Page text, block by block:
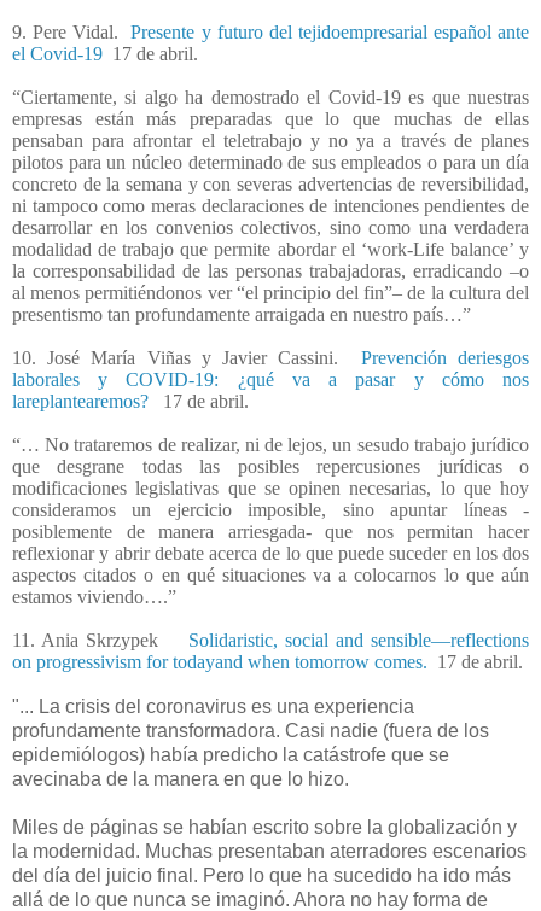
9. Pere Vidal.
Presente y futuro del tejidoempresarial español ante
el Covid-19 17 de abril.
“Ciertamente, si algo ha demostrado el Covid-19 es que nuestras
empresas están más preparadas que lo que muchas de ellas
pensaban para afrontar el teletrabajo y no ya a través de planes
pilotos para un núcleo determinado de sus empleados o para un día
concreto de la semana y con severas advertencias de reversibilidad,
ni tampoco como meras declaraciones de intenciones pendientes de
desarrollar en los convenios colectivos, sino como una verdadera
modalidad de trabajo que permite abordar el ‘work-Life balance’ y
la corresponsabilidad de las personas trabajadoras, erradicando –o
al menos permitiéndonos ver “el principio del fin”– de la cultura del
presentismo tan profundamente arraigada en nuestro país…”
10. José María Viñas y Javier Cassini.
Prevención deriesgos
laborales y COVID-19: ¿qué va a pasar y cómo nos
lareplantearemos?
17 de abril.
“… No trataremos de realizar, ni de lejos, un sesudo trabajo jurídico
que desgrane todas las posibles repercusiones jurídicas o
modificaciones legislativas que se opinen necesarias, lo que hoy
consideramos un ejercicio imposible, sino apuntar líneas -
posiblemente de manera arriesgada- que nos permitan hacer
reflexionar y abrir debate acerca de lo que puede suceder en los dos
aspectos citados o en qué situaciones va a colocarnos lo que aún
estamos viviendo….”
11. Ania Skrzypek
Solidaristic, social and sensible—reflections
on progressivism for todayand when tomorrow comes. 17 de abril.
"... La crisis del coronavirus es una experiencia
profundamente transformadora. Casi nadie (fuera de los
epidemiólogos) había predicho la catástrofe que se
avecinaba de la manera en que lo hizo.
Miles de páginas se habían escrito sobre la globalización y
la modernidad. Muchas presentaban aterradores escenarios
del día del juicio final. Pero lo que ha sucedido ha ido más
allá de lo que nunca se imaginó. Ahora no hay forma de